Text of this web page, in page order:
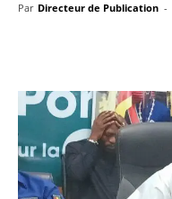
Par Directeur de Publication -